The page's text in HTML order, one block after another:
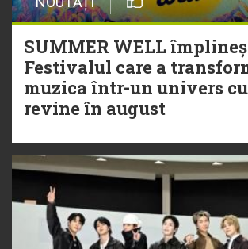
SUMMER WELL
Festivalul care a
muzica într-un univers
revine în august